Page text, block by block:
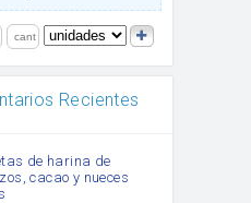
Recientes
de harina de
cacao y nueces